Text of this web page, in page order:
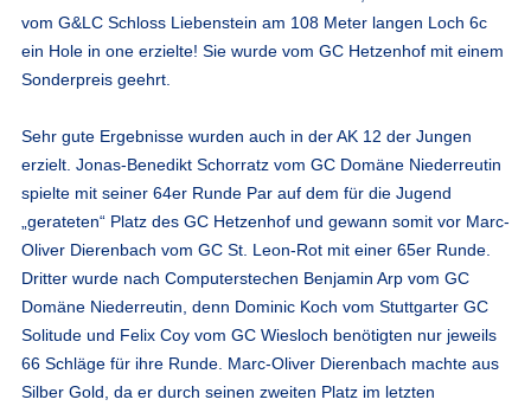
vom G&LC Schloss Liebenstein am 108 Meter langen Loch 6c
ein Hole in one erzielte! Sie wurde vom GC Hetzenhof mit einem
Sonderpreis geehrt.
Sehr gute Ergebnisse wurden auch in der AK 12 der Jungen
erzielt. Jonas-Benedikt Schorratz vom GC Domäne Niederreutin
spielte mit seiner 64er Runde Par auf dem für die Jugend
„gerateten“ Platz des GC Hetzenhof und gewann somit vor Marc-
Oliver Dierenbach vom GC St. Leon-Rot mit einer 65er Runde.
Dritter wurde nach Computerstechen Benjamin Arp vom GC
Domäne Niederreutin, denn Dominic Koch vom Stuttgarter GC
Solitude und Felix Coy vom GC Wiesloch benötigten nur jeweils
66 Schläge für ihre Runde. Marc-Oliver Dierenbach machte aus
Silber Gold, da er durch seinen zweiten Platz im letzten